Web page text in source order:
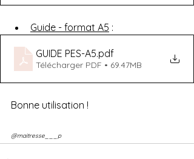
Guide - format A5 :
GUIDE PES-A5.pdf
Télécharger PDF • 69.47MB
Bonne utilisation !
@maitresse___p